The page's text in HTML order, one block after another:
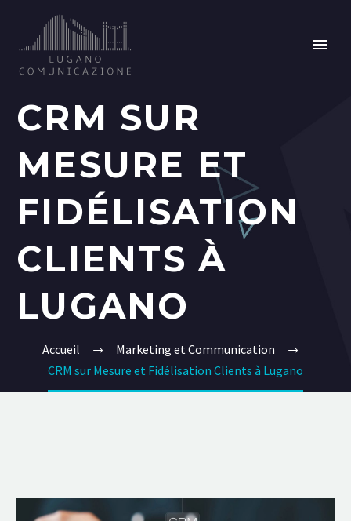
CRM SUR
MESURE ET
FIDÉLISATION
CLIENTS À
LUGANO
Accueil
Marketing et Communication
CRM sur Mesure et Fidélisation Clients à Lugano